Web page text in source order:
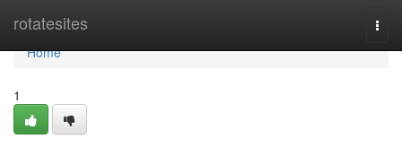
rotatesites
Home
Home
1